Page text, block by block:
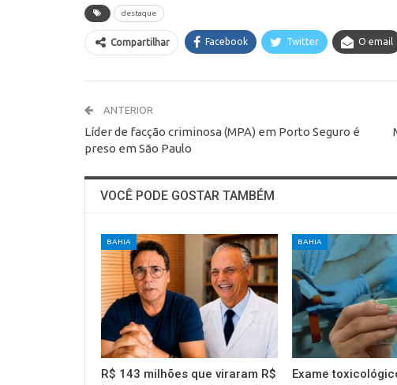
destaque
Compartilhar Facebook Twitter O email
ANTERIOR
Líder de facção criminosa (MPA) em Porto Seguro é
preso em São Paulo
VOCÊ PODE GOSTAR TAMBÉM
BAHIA
R$ 143 milhões que viraram R$
BAHIA
Exame